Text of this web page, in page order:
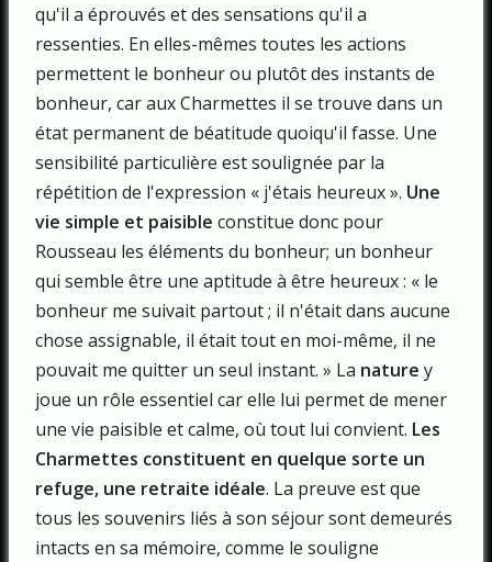
qu'il a éprouvés et des sensations qu'il a
ressenties. En elles-mêmes toutes les actions
permettent le bonheur ou plutôt des instants de
bonheur, car aux Charmettes il se trouve dans un
état permanent de béatitude quoiqu'il fasse. Une
sensibilité particulière est soulignée par la
répétition de l'expression « j'étais heureux ». Une
vie simple et paisible constitue donc pour
Rousseau les éléments du bonheur; un bonheur
qui semble être une aptitude à être heureux : « le
bonheur me suivait partout ; il n'était dans aucune
chose assignable, il était tout en moi-même, il ne
pouvait me quitter un seul instant. » La nature y
joue un rôle essentiel car elle lui permet de mener
une vie paisible et calme, où tout lui convient. Les
Charmettes constituent en quelque sorte un
refuge, une retraite idéale. La preuve est que
tous les souvenirs liés à son séjour sont demeurés
intacts en sa mémoire, comme le souligne